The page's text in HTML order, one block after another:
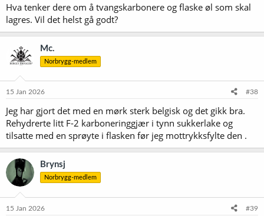
Hva tenker dere om å tvangskarbonere og flaske øl som skal
lagres. Vil det helst gå godt?
Mc.
Norbrygg-medlem
15 Jan 2026 #38
Jeg har gjort det med en mørk sterk belgisk og det gikk bra.
Rehydrerte litt F-2 karboneringgjær i tynn sukkerlake og
tilsatte med en sprøyte i flasken før jeg mottrykksfylte den .
Brynsj
Norbrygg-medlem
15 Jan 2026 #39